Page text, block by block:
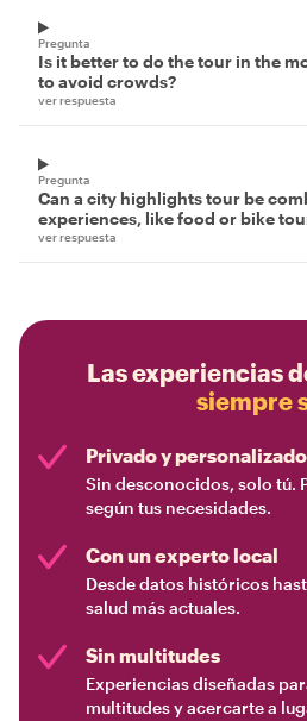
Pregunta
Is it better to do the tour in the
to avoid crowds?
ver respuesta
Pregunta
Can a city highlights tour be
experiences, like food or bike
ver respuesta
Las experiencias
siempre
Privado y personalizado
Sin desconocidos, solo tú.
según tus necesidades.
Con un experto local
Desde datos históricos
salud más actuales.
Sin multitudes
Experiencias diseñadas
multitudes y acercarte a